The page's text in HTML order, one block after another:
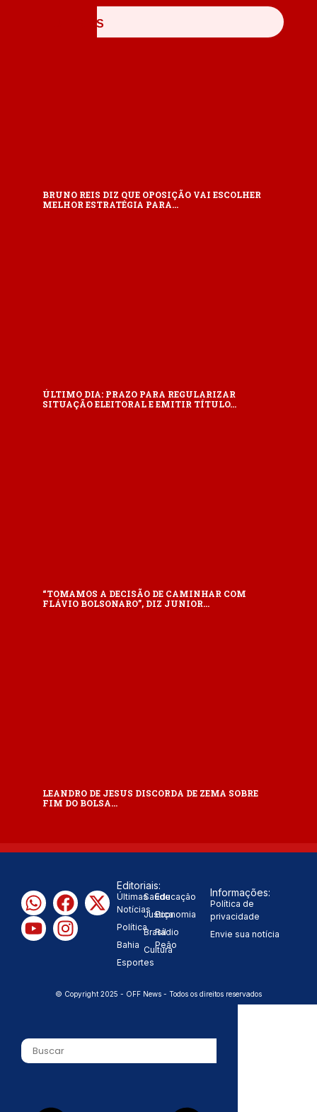
ÚLTIMAS
BRUNO REIS DIZ QUE OPOSIÇÃO VAI ESCOLHER
MELHOR ESTRATÉGIA PARA…
ÚLTIMO DIA: PRAZO PARA REGULARIZAR
SITUAÇÃO ELEITORAL E EMITIR TÍTULO…
“TOMAMOS A DECISÃO DE CAMINHAR COM
FLÁVIO BOLSONARO”, DIZ JUNIOR…
LEANDRO DE JESUS DISCORDA DE ZEMA SOBRE
FIM DO BOLSA…
Editoriais:
Últimas
Notícias
Política
Bahia
Esportes
Saúde
Justiça
Brasil
Cultura
Educação
Economia
Rádio
Peão
Informações:
Política de
privacidade
Envie sua notícia
© Copyright 2025 - OFF News - Todos os direitos reservados